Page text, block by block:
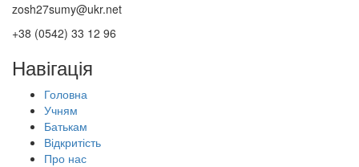
zosh27sumy@ukr.net
+38 (0542) 33 12 96
Навігація
Головна
Учням
Батькам
Відкритість
Про нас